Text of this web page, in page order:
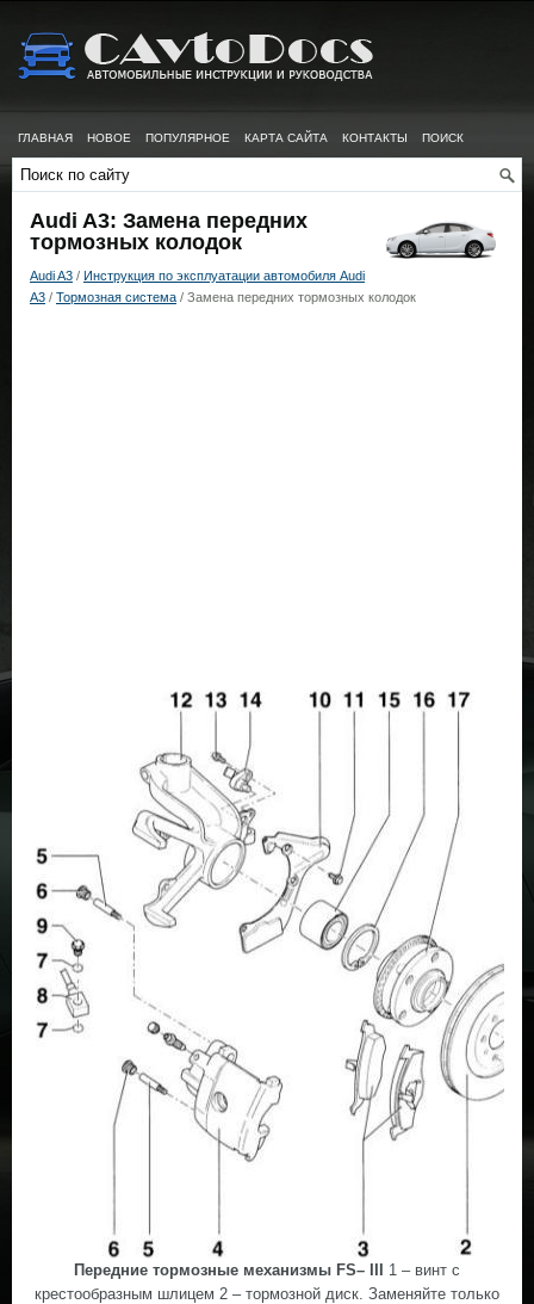
ГЛАВНАЯ НОВОЕ ПОПУЛЯРНОЕ КАРТА САЙТА КОНТАКТЫ ПОИСК
Audi A3: Замена передних
тормозных колодок
Audi A3 / Инструкция по эксплуатации автомобиля Audi
A3 / Тормозная система / Замена передних тормозных колодок
Передние тормозные механизмы FS– III
1 – винт с
крестообразным шлицем 2 – тормозной диск. Заменяйте только